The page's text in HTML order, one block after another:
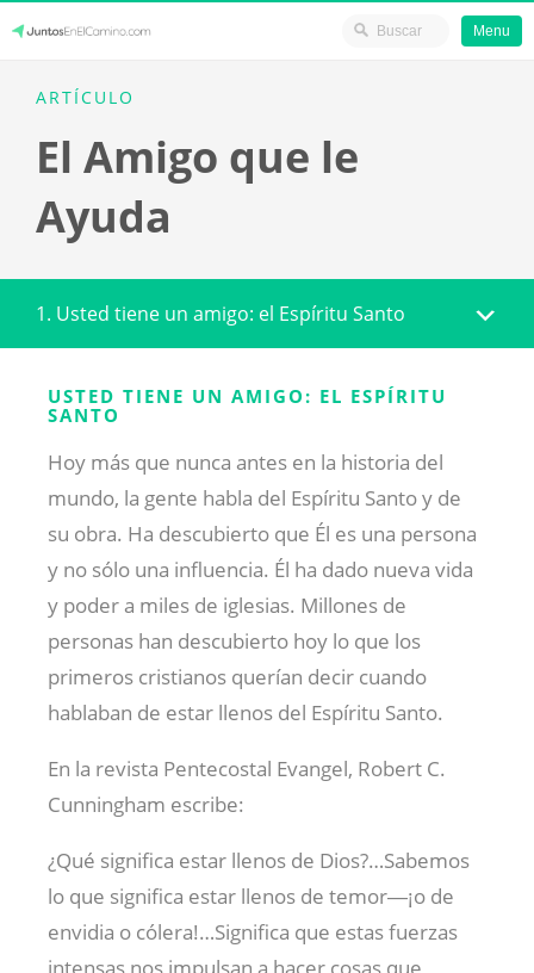
content
JuntosEnElCamino.com
Menu
ARTÍCULO
El Amigo que le
Ayuda
1. Usted tiene un amigo: el Espíritu Santo
USTED TIENE UN AMIGO: EL ESPÍRITU
SANTO
Hoy más que nunca antes en la historia del
mundo, la gente habla del Espíritu Santo y de
su obra. Ha descubierto que Él es una persona
y no sólo una influencia. Él ha dado nueva vida
y poder a miles de iglesias. Millones de
personas han descubierto hoy lo que los
primeros cristianos querían decir cuando
hablaban de estar llenos del Espíritu Santo.
En la revista Pentecostal Evangel, Robert C.
Cunningham escribe:
¿Qué significa estar llenos de Dios?…Sabemos
lo que significa estar llenos de temor―¡o de
envidia o cólera!…Significa que estas fuerzas